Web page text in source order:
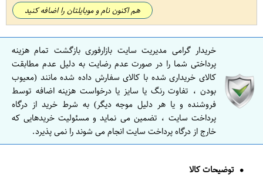
هم اکنون نام و موبایلتان را اضافه کنید
خریدار گرامی مدیریت سایت بازارفوری بازگشت تمام هزینه
پرداختی شما را در صورت عدم رضایت به دلیل عدم مطابقت
کالای خریداری شده با کالای سفارش داده شده مانند (معیوب
بودن ، تفاوت رنگ یا سایز یا درخواست هزینه اضافه توسط
فروشنده و یا هر دلیل موجه دیگر) به شرط خرید از درگاه
پرداخت سایت ، تضمین می نماید و مسئولیت خریدهایی که
خارج از درگاه پرداخت سایت انجام می شوند را نمی پذیرد.
توضیحات کالا